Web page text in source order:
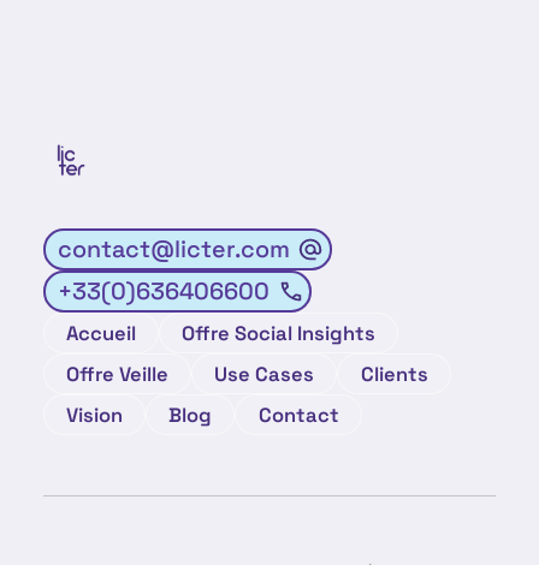
contact@licter.com
+33(0)636406600
Accueil
Offre Social Insights
Offre Veille
Use Cases
Clients
Vision
Blog Contact